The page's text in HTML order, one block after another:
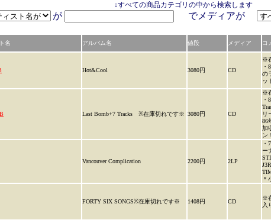
↓すべての商品カテゴリの中から検索します
が でメディアが
名 アルバム名 値段 メディア コ
Hot&Cool 3080円 CD
※
の
ッ
Last Bomb+7 Tracks ※在庫切れです※ 3080円 CD
※
リ
86
加
ン
Vancouver Complication 2200円 2LP
ー
＊
FORTY SIX SONGS※在庫切れです※ 1408円 CD
※
入